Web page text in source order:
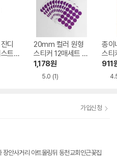
디
트
러헤
20mm 컬러 원형
스티커 12매세트 퍼
플 동그라미스티커
1,178원
5.0 (1)
종이
스티
911
가입신청
할인 매일새꽃입하 장안사거리 아트몰링뒤 동천교회인근꽃집